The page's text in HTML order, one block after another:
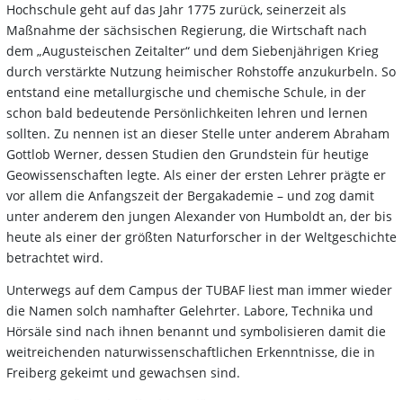
Hochschule geht auf das Jahr 1775 zurück, seinerzeit als
Maßnahme der sächsischen Regierung, die Wirtschaft nach
dem „Augusteischen Zeitalter“ und dem Siebenjährigen Krieg
durch verstärkte Nutzung heimischer Rohstoffe anzukurbeln. So
entstand eine metallurgische und chemische Schule, in der
schon bald bedeutende Persönlichkeiten lehren und lernen
sollten. Zu nennen ist an dieser Stelle unter anderem Abraham
Gottlob Werner, dessen Studien den Grundstein für heutige
Geowissenschaften legte. Als einer der ersten Lehrer prägte er
vor allem die Anfangszeit der Bergakademie – und zog damit
unter anderem den jungen Alexander von Humboldt an, der bis
heute als einer der größten Naturforscher in der Weltgeschichte
betrachtet wird.
Unterwegs auf dem Campus der TUBAF liest man immer wieder
die Namen solch namhafter Gelehrter. Labore, Technika und
Hörsäle sind nach ihnen benannt und symbolisieren damit die
weitreichenden naturwissenschaftlichen Erkenntnisse, die in
Freiberg gekeimt und gewachsen sind.